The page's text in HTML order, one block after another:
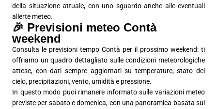
della situazione attuale, con uno sguardo anche alle eventuali
allerte meteo.
🎉 Previsioni meteo Contà
weekend
Consulta le previsioni tempo Contà per il prossimo weekend: ti
offriamo un quadro dettagliato sulle condizioni meteorologiche
attese, con dati sempre aggiornati su temperature, stato del
cielo, precipitazioni, vento, umidità e pressione.
In questo modo puoi rimanere informato sulle variazioni meteo
previste per sabato e domenica, con una panoramica basata sui